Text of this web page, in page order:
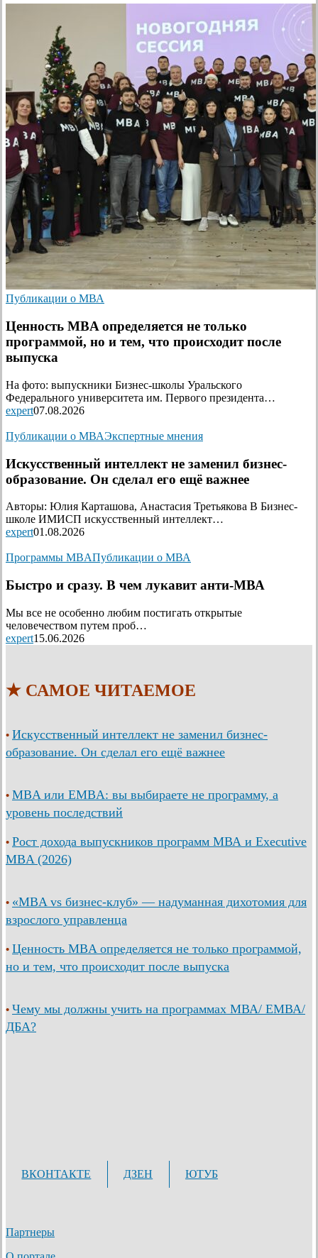
Публикации о МВА
Ценность MBA определяется не только
программой, но и тем, что происходит после
выпуска
На фото: выпускники Бизнес-школы Уральского
Федерального университета им. Первого президента…
expert07.08.2026
Публикации о МВАЭкспертные мнения
Искусственный интеллект не заменил бизнес-
образование. Он сделал его ещё важнее
Авторы: Юлия Карташова, Анастасия Третьякова В Бизнес-
школе ИМИСП искусственный интеллект…
expert01.08.2026
Программы MBAПубликации о МВА
Быстро и сразу. В чем лукавит анти-МВА
Мы все не особенно любим постигать открытые
человечеством путем проб…
expert15.06.2026
★ САМОЕ ЧИТАЕМОЕ
• Искусственный интеллект не заменил бизнес-
образование. Он сделал его ещё важнее
• MBA или EMBA: вы выбираете не программу, а
уровень последствий
• Рост дохода выпускников программ МВА и Executive
MBA (2026)
• «MBA vs бизнес-клуб» — надуманная дихотомия для
взрослого управленца
• Ценность MBA определяется не только программой,
но и тем, что происходит после выпуска
• Чему мы должны учить на программах МВА/ ЕМВА/
ДБА?
ВКОНТАКТЕ ДЗЕН ЮТУБ
Партнеры